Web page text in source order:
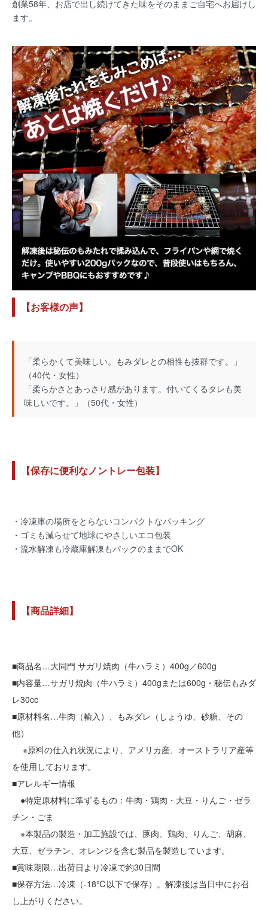
創業58年、お店で出し続けてきた味をそのままご自宅へお届けし
ます。
【お客様の声】
「柔らかくて美味しい。もみダレとの相性も抜群です。」
（40代・女性）
「柔らかさとあっさり感があります。付いてくるタレも美
味しいです。」（50代・女性）
【保存に便利なノントレー包装】
・冷凍庫の場所をとらないコンパクトなパッキング
・ゴミも減らせて地球にやさしいエコ包装
・流水解凍も冷蔵庫解凍もパックのままでOK
【商品詳細】
■商品名…大同門 サガリ焼肉（牛ハラミ）400g／600g
■内容量…サガリ焼肉（牛ハラミ）400gまたは600g・秘伝もみダ
レ30cc
■原材料名…牛肉（輸入）、もみダレ（しょうゆ、砂糖、その
他）
※原料の仕入れ状況により、アメリカ産、オーストラリア産等
を使用しております。
■アレルギー情報
●特定原材料に準ずるもの：牛肉・鶏肉・大豆・りんご・ゼラ
チン・ごま
※本製品の製造・加工施設では、豚肉、鶏肉、りんご、胡麻、
大豆、ゼラチン、オレンジを含む製品を製造しています。
■賞味期限…出荷日より冷凍で約30日間
■保存方法…冷凍（-18℃以下で保存）。解凍後は当日中にお召
し上がりください。